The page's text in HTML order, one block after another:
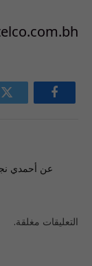
فيسبوك
عن أحمدي
التعليقات مغلقة.